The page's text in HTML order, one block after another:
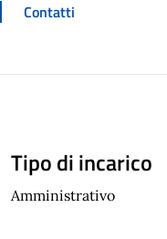
Contatti
Tipo di incarico
Amministrativo